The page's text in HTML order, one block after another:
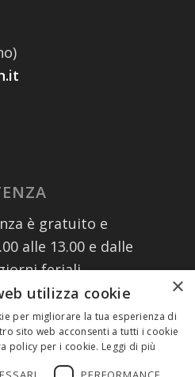
è gratuito e
alle 13.00 e dalle
feriali
WhatsApp)
info@fmeeducation.it
×
utilizza cookie
per migliorare la tua esperienza di
sito web acconsenti a tutti i cookie
policy per i cookie. Leggi di più